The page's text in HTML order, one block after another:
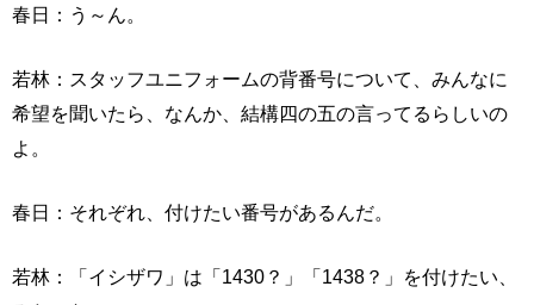
春日：う～ん。
若林：スタッフユニフォームの背番号について、みんなに
希望を聞いたら、なんか、結構四の五の言ってるらしいの
よ。
春日：それぞれ、付けたい番号があるんだ。
若林：「イシザワ」は「1430？」「1438？」を付けたい、